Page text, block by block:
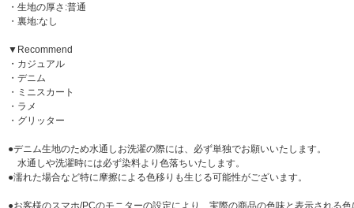
・生地の厚さ:普通
・裏地:なし
▼Recommend
・カジュアル
・デニム
・ミニスカート
・ラメ
・グリッター
●デニム生地のため水通しお洗濯の際には、必ず単独でお願いいたします。
水通しや洗濯時には必ず染料より色落ちいたします。
●濡れた場合など特に摩擦による色移りも生じる可能性がございます。
●お客様のスマホ/PCのモニターの設定により、実際の商品の色味と表示される色